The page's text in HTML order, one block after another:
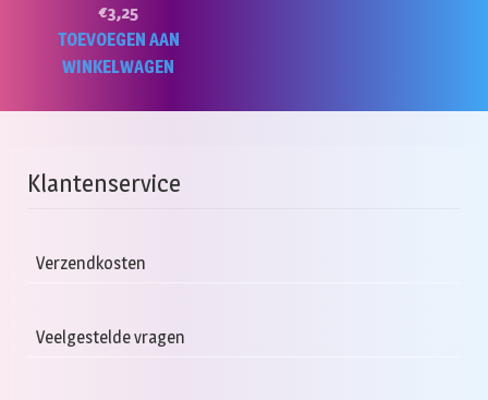
€3,25
TOEVOEGEN AAN
WINKELWAGEN
Klantenservice
Verzendkosten
Veelgestelde vragen